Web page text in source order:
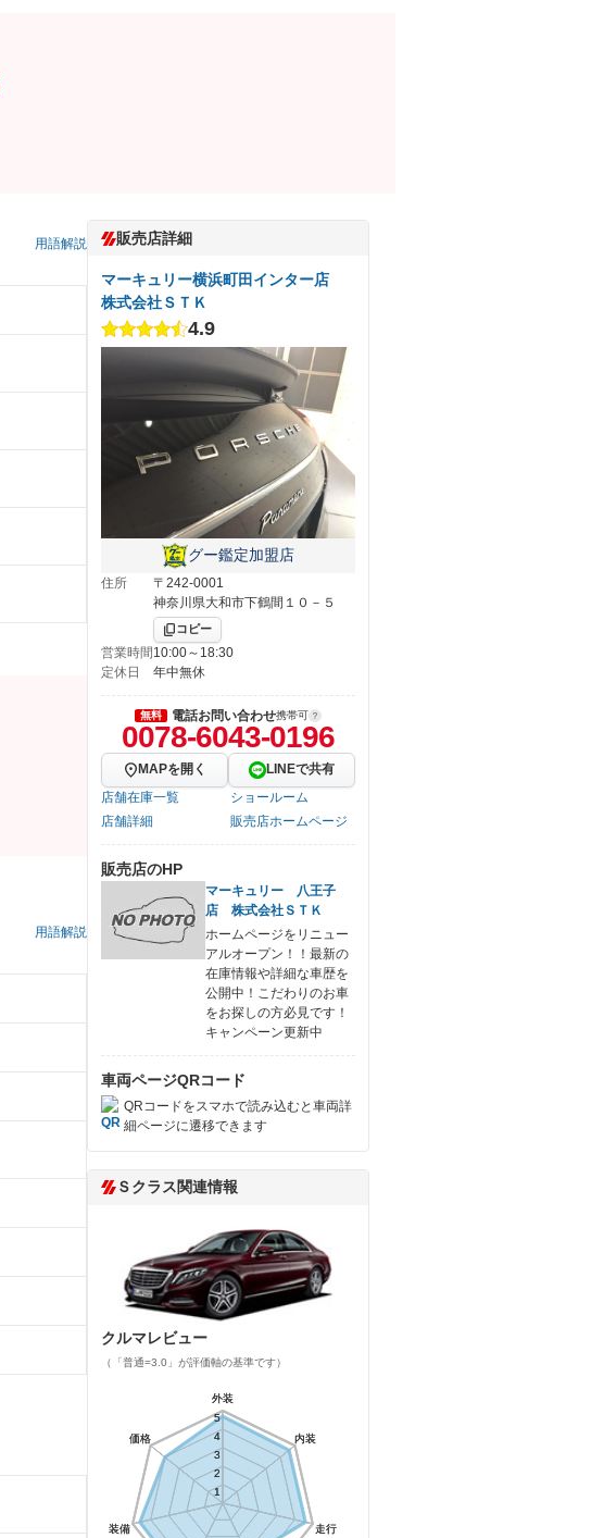
用語解説
用語解説
販売店詳細
マーキュリー横浜町田インター店
株式会社ＳＴＫ
4.9
グー鑑定加盟店
住所
〒242-0001
神奈川県大和市下鶴間１０－５
コピー
営業時間10:00～18:30
定休日
年中無休
無料 電話お問い合わせ携帯可
0078-6043-0196
MAPを開く
LINEで共有
店舗在庫一覧
ショールーム
店舗詳細
販売店ホームページ
販売店のHP
マーキュリー 八王子
店 株式会社ＳＴＫ
ホームページをリニュー
アルオープン！！最新の
在庫情報や詳細な車歴を
公開中！こだわりのお車
をお探しの方必見です！
キャンペーン更新中
車両ページQRコード
QRコードをスマホで読み込むと車両詳
細ページに遷移できます
Ｓクラス関連情報
クルマレビュー
（「普通=3.0」が評価軸の基準です）
外装
内装
走行
装備
価格
1
2
3
4
5
外装
内装
走行
装備
価格
1
2
3
4
5